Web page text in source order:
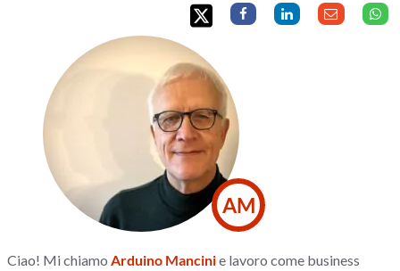
AM
Ciao! Mi chiamo Arduino Mancinie lavoro come business